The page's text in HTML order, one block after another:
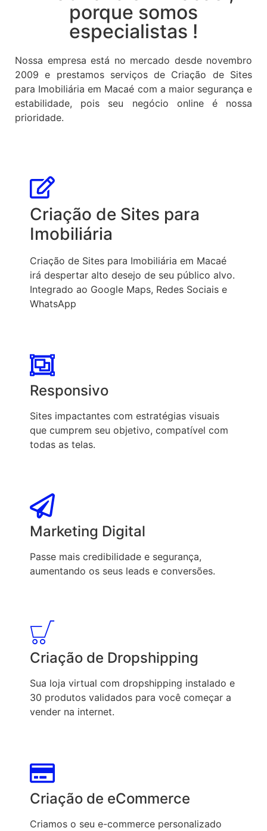
porque somos
especialistas !
Nossa empresa está no mercado desde novembro
2009 e prestamos serviços de Criação de Sites
para Imobiliária em Macaé com a maior segurança e
estabilidade, pois seu negócio online é nossa
prioridade.
Criação de Sites para
Imobiliária
Criação de Sites para Imobiliária em Macaé
irá despertar alto desejo de seu público alvo.
Integrado ao Google Maps, Redes Sociais e
WhatsApp
Responsivo
Sites impactantes com estratégias visuais
que cumprem seu objetivo, compatível com
todas as telas.
Marketing Digital
Passe mais credibilidade e segurança,
aumentando os seus leads e conversões.
Criação de Dropshipping
Sua loja virtual com dropshipping instalado e
30 produtos validados para você começar a
vender na internet.
Criação de eCommerce
Criamos o seu e-commerce personalizado